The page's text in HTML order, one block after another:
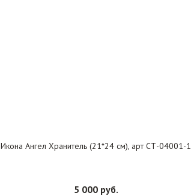
Икона Ангел Хранитель (21*24 см), арт СТ-04001-1
5 000 руб.